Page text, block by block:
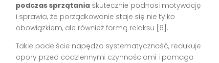
podczas sprzątania skutecznie podnosi motywację
i sprawia, że porządkowanie staje się nie tylko
obowiązkiem, ale również formą relaksu [6] .
Takie podejście napędza systematyczność, redukuje
opory przed codziennymi czynnościami i pomaga